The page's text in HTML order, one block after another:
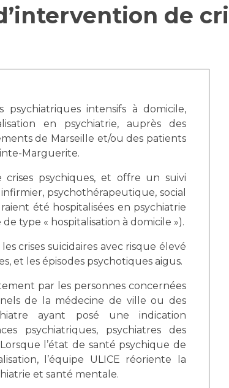
sourds et
physique
nucléaire
rares
Hôpital Nord
Sécurité
Les
Lieu de
un examen au
de Biologie
/ Imagerie
d'activité médicale
et Cytologie
d'Infectiologie
de référence
Rares
d'Expertise
Rares
Liste des
Documents
de
intensifs à domicile,
en psychiatrie, auprès des
de Marseille et/ou des patients
Marguerite.
crises psychiques, et offre un suivi
psychothérapeutique, social
été hospitalisées en psychiatrie
type « hospitalisation à domicile »).
crises suicidaires avec risque élevé
et les épisodes psychotiques aigus.
par les personnes concernées
de la médecine de ville ou des
ayant posé une indication
psychiatriques, psychiatres des
l’état de santé psychique de
l’équipe ULICE réoriente la
et santé mentale.